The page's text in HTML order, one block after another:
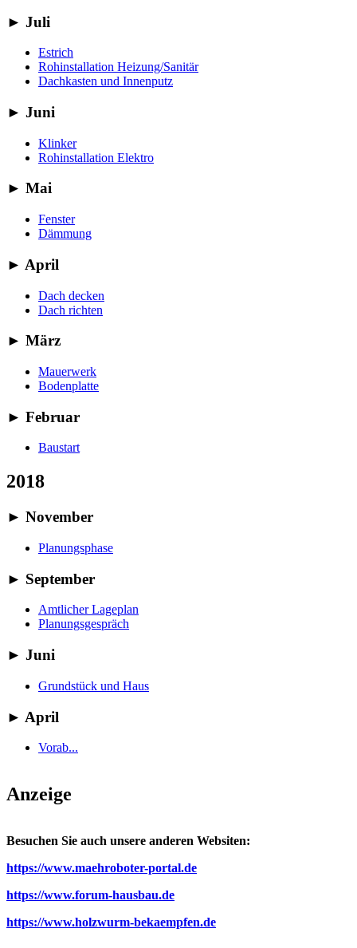
► Juli
Estrich
Rohinstallation Heizung/Sanitär
Dachkasten und Innenputz
► Juni
Klinker
Rohinstallation Elektro
► Mai
Fenster
Dämmung
► April
Dach decken
Dach richten
► März
Mauerwerk
Bodenplatte
► Februar
Baustart
2018
► November
Planungsphase
► September
Amtlicher Lageplan
Planungsgespräch
► Juni
Grundstück und Haus
► April
Vorab...
Anzeige
Besuchen Sie auch unsere anderen Websiten:
https://www.maehroboter-portal.de
https://www.forum-hausbau.de
https://www.holzwurm-bekaempfen.de